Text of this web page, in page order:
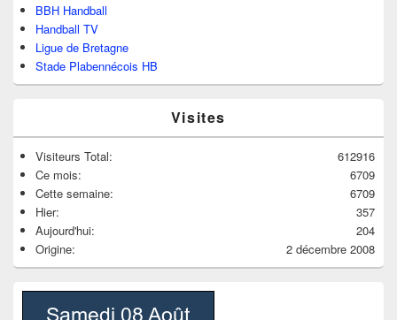
BBH Handball
Handball TV
Ligue de Bretagne
Stade Plabennécois HB
Visites
612916
Visiteurs Total:
6709
Ce mois:
6709
Cette semaine:
357
Hier:
204
Aujourd'hui:
2 décembre 2008
Origine: